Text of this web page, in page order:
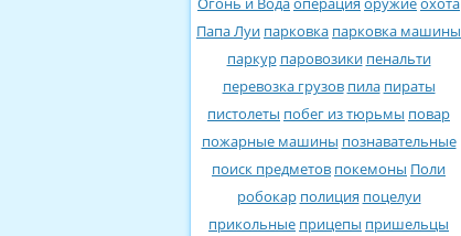
Папа Луи парковка парковка машины
паркур паровозики пенальти
перевозка грузов пила пираты
пистолеты побег из тюрьмы повар
пожарные машины познавательные
поиск предметов покемоны Поли
робокар полиция поцелуи
прикольные прицепы пришельцы